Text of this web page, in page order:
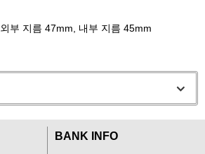
부 지름 47mm, 내부 지름 45mm
BANK INFO